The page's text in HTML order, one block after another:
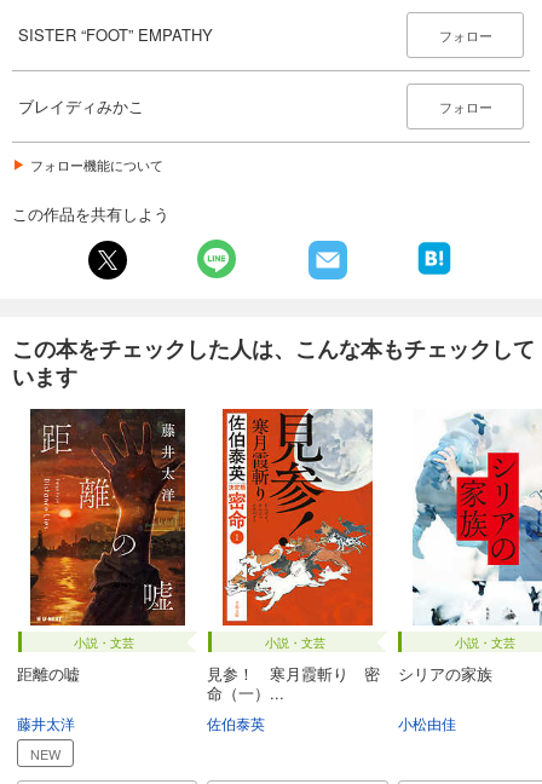
SISTER “FOOT” EMPATHY フォロー
ブレイディみかこ フォロー
フォロー機能について
この作品を共有しよう
この本をチェックした人は、こんな本もチェックして
います
小説・文芸
距離の嘘
藤井太洋
NEW
小説・文芸
見参！ 寒月霞斬り 密
命（一）...
佐伯泰英
小説・文芸
シリアの家族
小松由佳